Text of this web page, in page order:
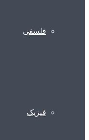
فلسفی
فیزیک